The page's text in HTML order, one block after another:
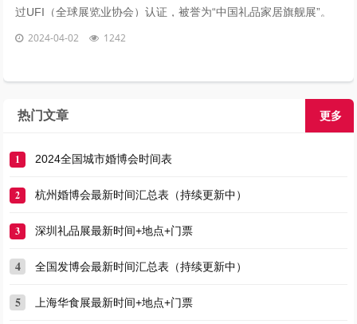
过UFI（全球展览业协会）认证，被誉为“中国礼品家居旗舰展”。
作为中国规模盛大、久负盛名的礼品及家居用品贸易型展会，深圳
2024-04-02 1242
热门文章 更多
1 2024全国城市婚博会时间表
2 杭州婚博会最新时间汇总表（持续更新中）
3 深圳礼品展最新时间+地点+门票
4 全国发博会最新时间汇总表（持续更新中）
5 上海华食展最新时间+地点+门票